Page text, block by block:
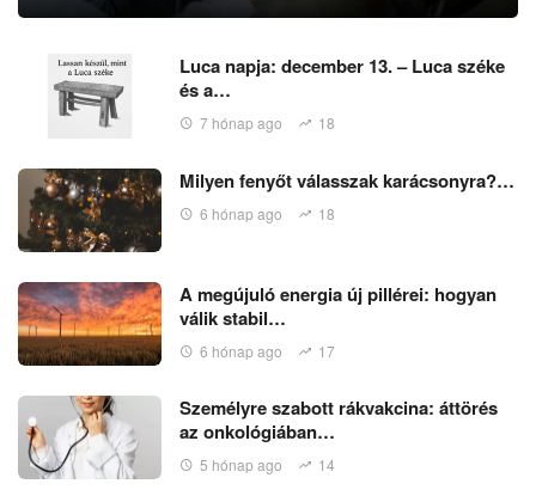
Luca napja: december 13. – Luca széke
és a…
7 hónap ago 18
Milyen fenyőt válasszak karácsonyra?…
6 hónap ago 18
A megújuló energia új pillérei: hogyan
válik stabil…
6 hónap ago 17
Személyre szabott rákvakcina: áttörés
az onkológiában…
5 hónap ago 14